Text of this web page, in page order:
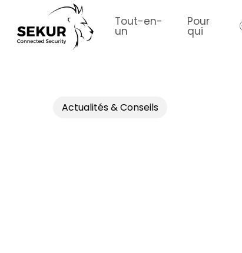
main
Tout-en-
un
Pour
qui
Actualités & Conseils